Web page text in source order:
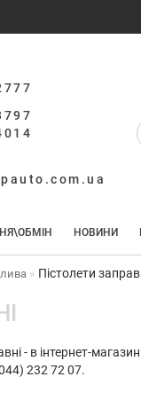
НОВИНИ
Пістолети
- в інтернет-
232 72 07.